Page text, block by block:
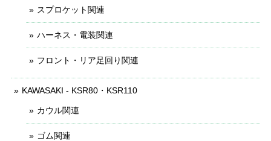
スプロケット関連
ハーネス・電装関連
フロント・リア足回り関連
KAWASAKI - KSR80・KSR110
カウル関連
ゴム関連